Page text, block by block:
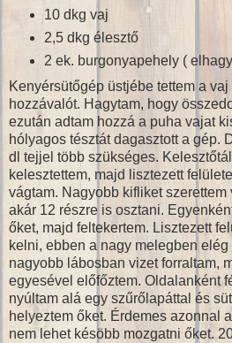
10 dkg vaj
2,5 dkg élesztő
2 ek. burgonyapehely (
Kenyérsütőgép üstjébe tettem a
hozzávalót. Hagytam, hogy
ezután adtam hozzá a puha vajat
hólyagos tésztát dagasztott a gép.
dl tejjel több szükséges.
kelesztettem, majd lisztezett
vágtam. Nagyobb kifliket
akár 12 részre is osztani.
őket, majd feltekertem. Lisztezett
kelni, ebben a nagy melegben
nagyobb lábosban vizet forraltam,
egyesével előfőztem. Oldalanként
nyúltam alá egy szűrőlapáttal és
helyeztem őket. Érdemes azonnal
nem lehet késöbb mozgatni őket.